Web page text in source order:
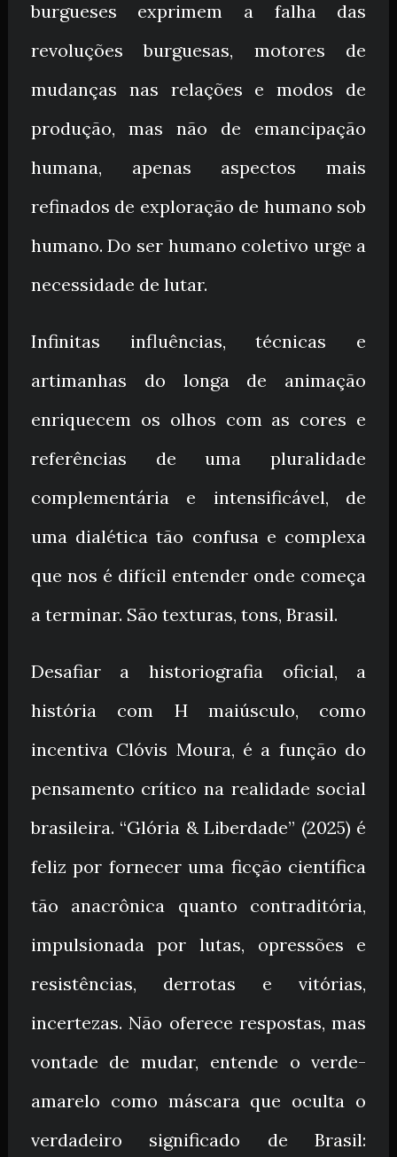
burgueses exprimem a falha das
revoluções burguesas, motores de
mudanças nas relações e modos de
produção, mas não de emancipação
humana, apenas aspectos mais
refinados de exploração de humano sob
humano. Do ser humano coletivo urge a
necessidade de lutar.
Infinitas influências, técnicas e
artimanhas do longa de animação
enriquecem os olhos com as cores e
referências de uma pluralidade
complementária e intensificável, de
uma dialética tão confusa e complexa
que nos é difícil entender onde começa
a terminar. São texturas, tons, Brasil.
Desafiar a historiografia oficial, a
história com H maiúsculo, como
incentiva Clóvis Moura, é a função do
pensamento crítico na realidade social
brasileira. “Glória & Liberdade” (2025) é
feliz por fornecer uma ficção científica
tão anacrônica quanto contraditória,
impulsionada por lutas, opressões e
resistências, derrotas e vitórias,
incertezas. Não oferece respostas, mas
vontade de mudar, entende o verde-
amarelo como máscara que oculta o
verdadeiro significado de Brasil: